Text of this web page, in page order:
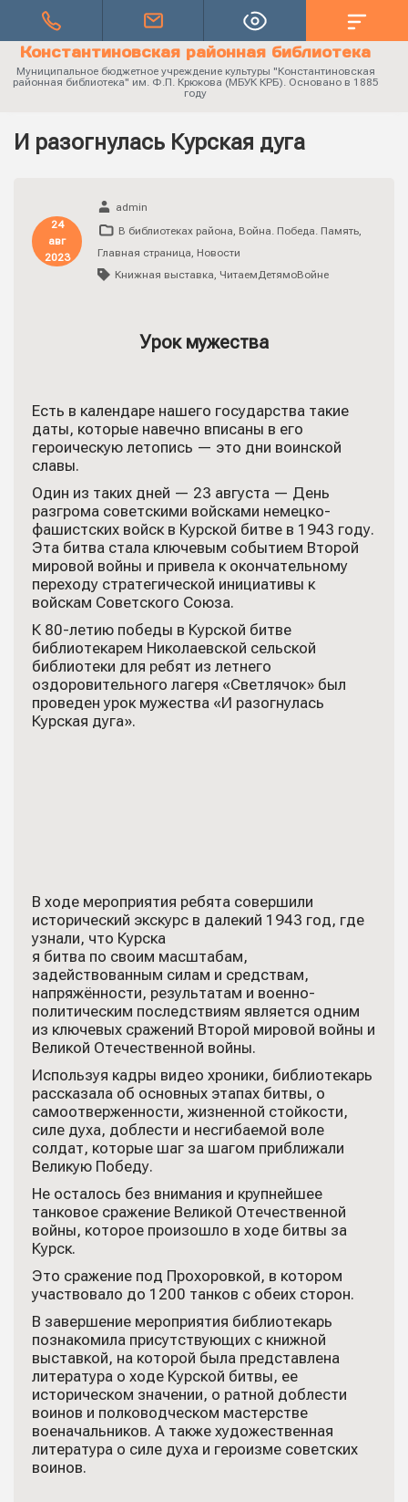
Константиновская районная библиотека
Муниципальное бюджетное учреждение культуры "Константиновская
районная библиотека" им. Ф.П. Крюкова (МБУК КРБ). Основано в 1885
году
И разогнулась Курская дуга
24
авг
2023
admin
В библиотеках района, Война. Победа. Память,
Главная страница, Новости
Книжная выставка, ЧитаемДетямоВойне
Урок мужества
Есть в календаре нашего государства такие
даты, которые навечно вписаны в его
героическую летопись — это дни воинской
славы.
Один из таких дней — 23 августа — День
разгрома советскими войсками немецко-
фашистских войск в Курской битве в 1943 году.
Эта битва стала ключевым событием Второй
мировой войны и привела к окончательному
переходу стратегической инициативы к
войскам Советского Союза.
К 80-летию победы в Курской битве
библиотекарем Николаевской сельской
библиотеки для ребят из летнего
оздоровительного лагеря «Светлячок» был
проведен урок мужества «И разогнулась
Курская дуга».
В ходе мероприятия ребята совершили
исторический экскурс в далекий 1943 год, где
узнали, что Курска
я битва по своим масштабам,
задействованным силам и средствам,
напряжённости, результатам и военно-
политическим последствиям является одним
из ключевых сражений Второй мировой войны и
Великой Отечественной войны.
Используя кадры видео хроники, библиотекарь
рассказала об основных этапах битвы, о
самоотверженности, жизненной стойкости,
силе духа, доблести и несгибаемой воле
солдат, которые шаг за шагом приближали
Великую Победу.
Не осталось без внимания и крупнейшее
танковое сражение Великой Отечественной
войны, которое произошло в ходе битвы за
Курск.
Это сражение под Прохоровкой, в котором
участвовало до 1200 танков с обеих сторон.
В завершение мероприятия библиотекарь
познакомила присутствующих с книжной
выставкой, на которой была представлена
литература о ходе Курской битвы, ее
историческом значении, о ратной доблести
воинов и полководческом мастерстве
военачальников. А также художественная
литература о силе духа и героизме советских
воинов.